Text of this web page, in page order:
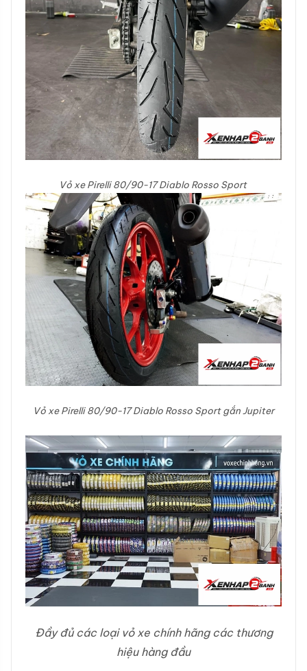
Vỏ xe Pirelli 80/90-17 Diablo Rosso Sport
Vỏ xe Pirelli 80/90-17 Diablo Rosso Sport gắn Jupiter
Đầy đủ các loại vỏ xe chính hãng các thương
hiệu hàng đầu